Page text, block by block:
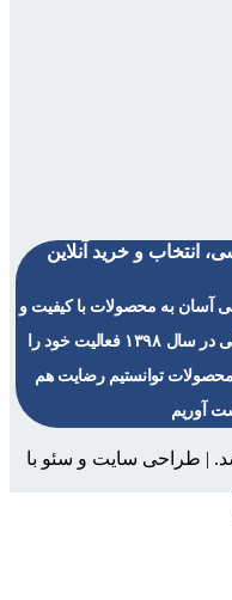
انتخاب و خرید آنلاین
آسان به محصولات با کیفیت و
استاندارد در زمینه محصولات اداری و خانگی در سال ۱۳۹۸ فعالیت خود را
محصولات توانستیم رضایت هم
آوریم
| طراحی سایت و سئو با